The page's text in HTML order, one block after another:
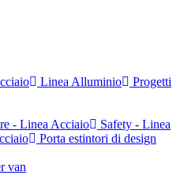
Linea Alluminio
Progetti
- Linea Acciaio
Safety - Linea
Porta estintori di design
van